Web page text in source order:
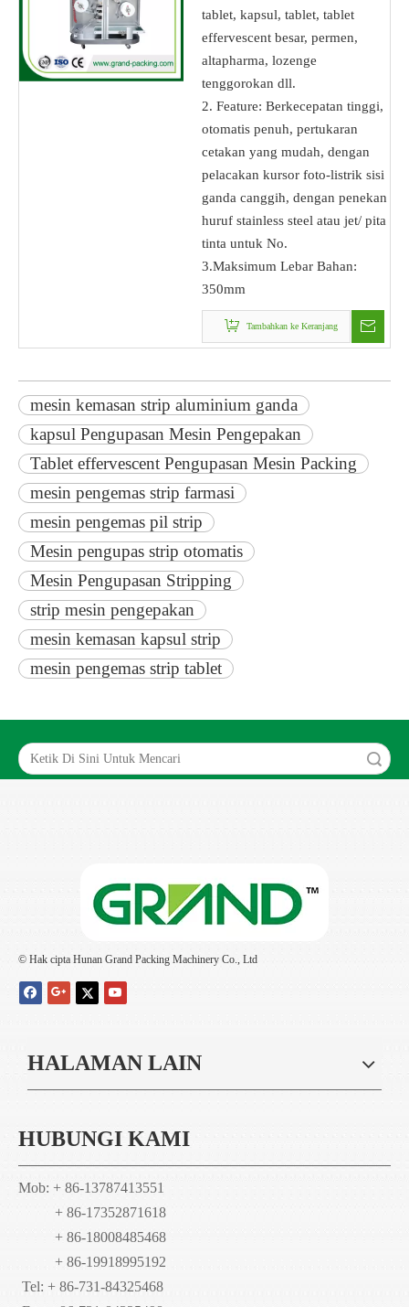
tablet, kapsul, tablet, tablet
effervescent besar, permen,
altapharma, lozenge
tenggorokan dll.
2. Feature: Berkecepatan tinggi,
otomatis penuh, pertukaran
cetakan yang mudah, dengan
pelacakan kursor foto-listrik sisi
ganda canggih, dengan penekan
huruf stainless steel atau jet/ pita
tinta untuk No.
3.Maksimum Lebar Bahan:
350mm
Tambahkan ke Keranjang
mesin kemasan strip aluminium ganda
kapsul Pengupasan Mesin Pengepakan
Tablet effervescent Pengupasan Mesin Packing
mesin pengemas strip farmasi
mesin pengemas pil strip
Mesin pengupas strip otomatis
Mesin Pengupasan Stripping
strip mesin pengepakan
mesin kemasan kapsul strip
mesin pengemas strip tablet
© Hak cipta Hunan Grand Packing Machinery Co., Ltd
HALAMAN LAIN
HUBUNGI KAMI
Mob: + 86-13787413551
+ 86-17352871618
+ 86-18008485468
+ 86-19918995192
Tel: + 86-731-84325468